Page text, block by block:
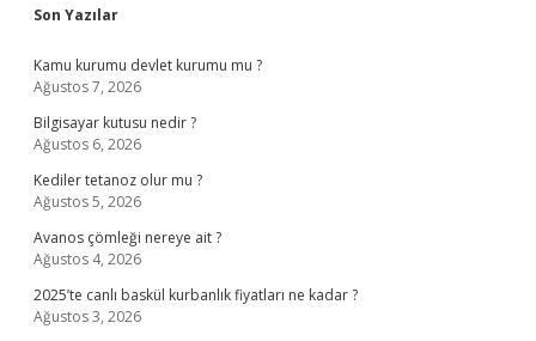
Sidebar
Son Yazılar
Kamu kurumu devlet kurumu mu ?
Ağustos 7, 2026
Bilgisayar kutusu nedir ?
Ağustos 6, 2026
Kediler tetanoz olur mu ?
Ağustos 5, 2026
Avanos çömleği nereye ait ?
Ağustos 4, 2026
2025’te canlı baskül kurbanlık fiyatları ne kadar ?
Ağustos 3, 2026